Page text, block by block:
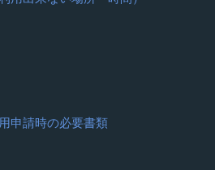
申請時の必要書類